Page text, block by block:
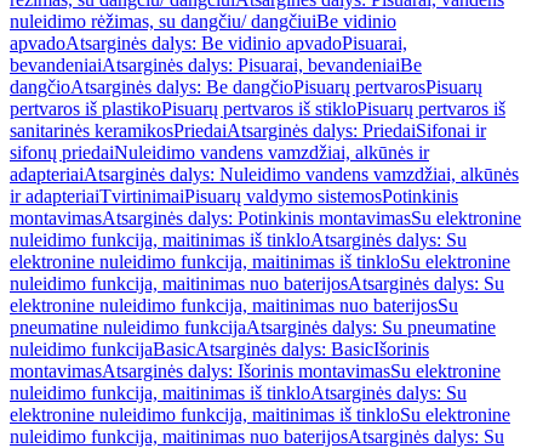
nuleidimo rėžimas, su dangčiu/ dangčiuiBe vidinio
apvadoAtsarginės dalys: Be vidinio apvadoPisuarai,
bevandeniaiAtsarginės dalys: Pisuarai, bevandeniaiBe
dangčioAtsarginės dalys: Be dangčioPisuarų pertvarosPisuarų
pertvaros iš plastikoPisuarų pertvaros iš stikloPisuarų pertvaros iš
sanitarinės keramikosPriedaiAtsarginės dalys: PriedaiSifonai ir
sifonų priedaiNuleidimo vandens vamzdžiai, alkūnės ir
adapteriaiAtsarginės dalys: Nuleidimo vandens vamzdžiai, alkūnės
ir adapteriaiTvirtinimaiPisuarų valdymo sistemosPotinkinis
montavimasAtsarginės dalys: Potinkinis montavimasSu elektronine
nuleidimo funkcija, maitinimas iš tinkloAtsarginės dalys: Su
elektronine nuleidimo funkcija, maitinimas iš tinkloSu elektronine
nuleidimo funkcija, maitinimas nuo baterijosAtsarginės dalys: Su
elektronine nuleidimo funkcija, maitinimas nuo baterijosSu
pneumatine nuleidimo funkcijaAtsarginės dalys: Su pneumatine
nuleidimo funkcijaBasicAtsarginės dalys: BasicIšorinis
montavimasAtsarginės dalys: Išorinis montavimasSu elektronine
nuleidimo funkcija, maitinimas iš tinkloAtsarginės dalys: Su
elektronine nuleidimo funkcija, maitinimas iš tinkloSu elektronine
nuleidimo funkcija, maitinimas nuo baterijosAtsarginės dalys: Su